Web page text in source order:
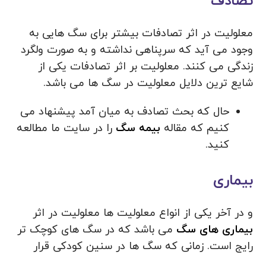
معلولیت در اثر تصادفات بیشتر برای سگ هایی به
وجود می آید که سرپناهی نداشته و به صورت ولگرد
زندگی می کنند. معلولیت بر اثر تصادفات یکی از
شایع ترین دلایل معلولیت در سگ ها می باشد.
حال که بحث تصادف به میان آمد پیشنهاد می
کنیم که مقاله بیمه سگ را در سایت ما مطالعه
کنید.
بیماری
و در آخر یکی از انواع معلولیت ها معلولیت در اثر
بیماری های سگ می باشد که در سگ های کوچک تر
رایج است. زمانی که سگ ها در سنین کودکی قرار